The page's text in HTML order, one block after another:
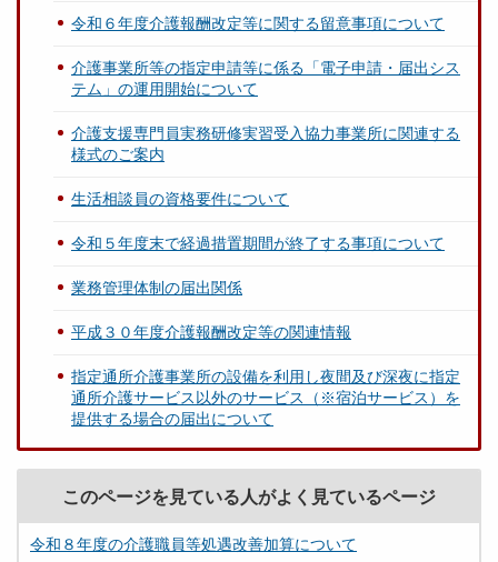
令和６年度介護報酬改定等に関する留意事項について
介護事業所等の指定申請等に係る「電子申請・届出シス
テム」の運用開始について
介護支援専門員実務研修実習受入協力事業所に関連する
様式のご案内
生活相談員の資格要件について
令和５年度末で経過措置期間が終了する事項について
業務管理体制の届出関係
平成３０年度介護報酬改定等の関連情報
指定通所介護事業所の設備を利用し夜間及び深夜に指定
通所介護サービス以外のサービス（※宿泊サービス）を
提供する場合の届出について
このページを見ている人がよく見ているページ
令和８年度の介護職員等処遇改善加算について